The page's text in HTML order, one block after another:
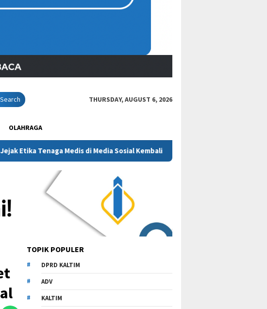
Search THURSDAY, AUGUST 6, 2026
OLAHRAGA
di Media Sosial Kembali Dipertanyakan
TOPIK POPULER
DPRD KALTIM
ADV
KALTIM